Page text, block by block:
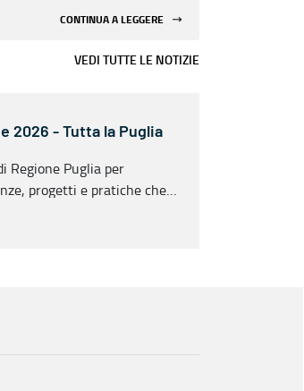
CONTINUA A LEGGERE
VEDI TUTTE LE NOTIZIE
2026 - Tutta la Puglia
Regione Puglia per
progetti e pratiche che